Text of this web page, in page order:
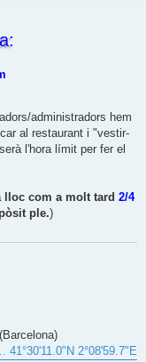
administradors hem
al restaurant i "vestir-
l'hora límit per fer el
lloc com a molt tard 2/4
ple.)
2°08'59.7"E